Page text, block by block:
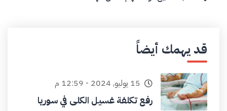
قد يهمك أيضاً
15 يوليو, 2024 - 12:59 م
رفع تكلفة غسيل الكلى في سوريا